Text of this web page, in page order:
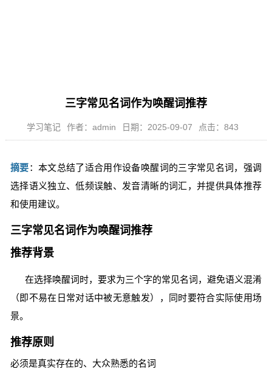
三字常见名词作为唤醒词推荐
学习笔记 作者：admin 日期：2025-09-07 点击：843
摘要：本文总结了适合用作设备唤醒词的三字常见名词，强调
选择语义独立、低频误触、发音清晰的词汇，并提供具体推荐
和使用建议。
三字常见名词作为唤醒词推荐
推荐背景
在选择唤醒词时，要求为三个字的常见名词，避免语义混淆
（即不易在日常对话中被无意触发），同时要符合实际使用场
景。
推荐原则
必须是真实存在的、大众熟悉的名词